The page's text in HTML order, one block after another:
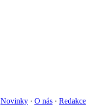
Novinky · O nás · Redakce